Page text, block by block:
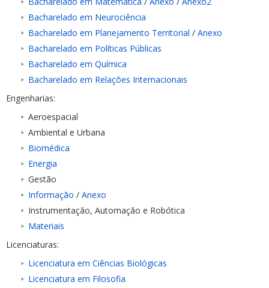
Bacharelado em Neurociência
Bacharelado em Planejamento Territorial / Anexo
Bacharelado em Políticas Públicas
Bacharelado em Química
Bacharelado em Relações Internacionais
Engenharias:
Aeroespacial
Ambiental e Urbana
Biomédica
Energia
Gestão
Informação / Anexo
Instrumentação, Automação e Robótica
Materiais
Licenciaturas:
Licenciatura em Ciências Biológicas
Licenciatura em Filosofia